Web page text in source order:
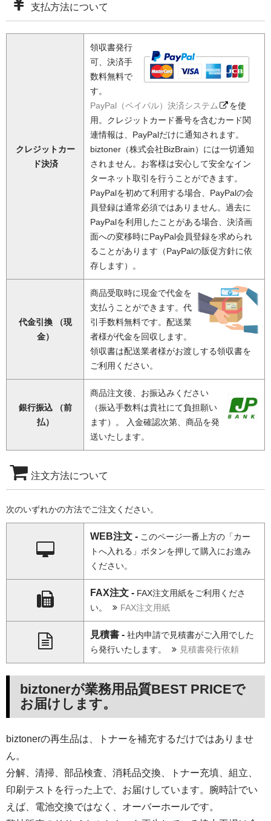
支払方法について
クレジットカー
ド決済
領収書発行
可、決済手
数料無料で
す。
PayPal（ペイパル）決済システム
を使
用。クレジットカード番号を含むカード関
連情報は、PayPalだけに通知されます。
biztoner（株式会社BizBrain）には一切通知
されません。お客様は安心して安全なイン
ターネット取引を行うことができます。
PayPalを初めて利用する場合、PayPalの会
員登録は通常必須ではありません。過去に
PayPalを利用したことがある場合、決済画
面への変移時にPayPal会員登録を求められ
ることがあります（PayPalの販促方針に依
存します）。
代金引換 （現
金）
商品受取時に現金で代金を
支払うことができます。代
引手数料無料です。配送業
者様が代金を回収します。
領収書は配送業者様がお渡しする領収書を
ご利用ください。
銀行振込 （前
払）
商品注文後、お振込みください
（振込手数料は貴社にて負担願い
ます）。 入金確認次第、商品を発
送いたします。
注文方法について
次のいずれかの方法でご注文ください。
WEB注文 - このページ一番上方の「カー
トへ入れる」ボタンを押して購入にお進み
ください。
FAX注文 - FAX注文用紙をご利用くださ
い。
FAX注文用紙
見積書 - 社内申請で見積書がご入用でした
ら発行いたします。
見積書発行依頼
biztonerが業務用品質BEST PRICEで
お届けします。
biztonerの再生品は、トナーを補充するだけではありませ
ん。
分解、清掃、部品検査、消耗品交換、トナー充填、組立、
印刷テストを行った上で、お届けしています。腕時計でい
えば、電池交換ではなく、オーバーホールです。